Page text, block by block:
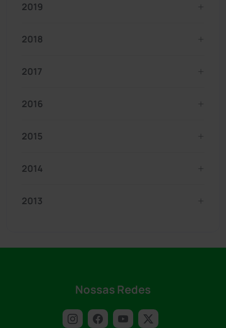
2019
2018
2017
2016
2015
2014
2013
Nossas Redes